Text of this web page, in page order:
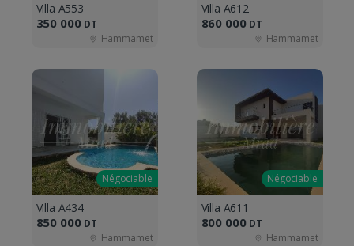
Villa A553
350 000 DT
Hammamet
Villa A612
860 000 DT
Hammamet
Négociable
Villa A434
850 000 DT
Hammamet
Négociable
Villa A611
800 000 DT
Hammamet